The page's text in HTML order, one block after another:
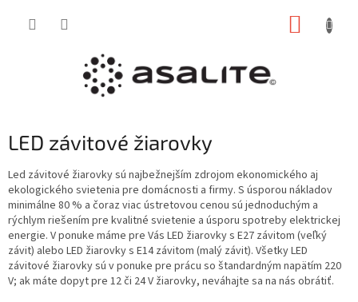
LED závitové žiarovky
Led závitové žiarovky sú najbežnejším zdrojom ekonomického aj
ekologického svietenia pre domácnosti a firmy. S úsporou nákladov
minimálne 80 % a čoraz viac ústretovou cenou sú jednoduchým a
rýchlym riešením pre kvalitné svietenie a úsporu spotreby elektrickej
energie. V ponuke máme pre Vás LED žiarovky s E27 závitom (veľký
závit) alebo LED žiarovky s E14 závitom (malý závit). Všetky LED
závitové žiarovky sú v ponuke pre prácu so štandardným napätím 220
V; ak máte dopyt pre 12 či 24 V žiarovky, neváhajte sa na nás obrátiť.